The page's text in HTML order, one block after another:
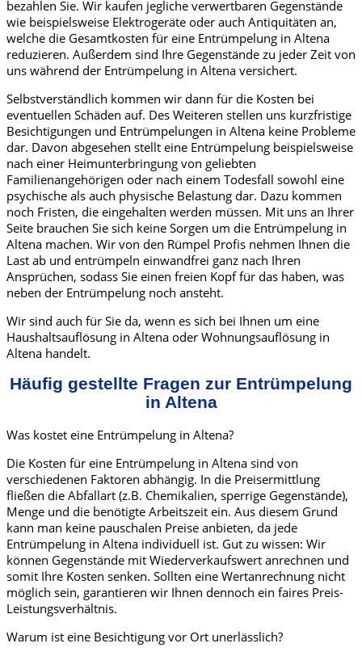
bezahlen Sie. Wir kaufen jegliche verwertbaren Gegenstände
wie beispielsweise Elektrogeräte oder auch Antiquitäten an,
welche die Gesamtkosten für eine Entrümpelung in Altena
reduzieren. Außerdem sind Ihre Gegenstände zu jeder Zeit von
uns während der Entrümpelung in Altena versichert.
Selbstverständlich kommen wir dann für die Kosten bei
eventuellen Schäden auf. Des Weiteren stellen uns kurzfristige
Besichtigungen und Entrümpelungen in Altena keine Probleme
dar. Davon abgesehen stellt eine Entrümpelung beispielsweise
nach einer Heimunterbringung von geliebten
Familienangehörigen oder nach einem Todesfall sowohl eine
psychische als auch physische Belastung dar. Dazu kommen
noch Fristen, die eingehalten werden müssen. Mit uns an Ihrer
Seite brauchen Sie sich keine Sorgen um die Entrümpelung in
Altena machen. Wir von den Rümpel Profis nehmen Ihnen die
Last ab und entrümpeln einwandfrei ganz nach Ihren
Ansprüchen, sodass Sie einen freien Kopf für das haben, was
neben der Entrümpelung noch ansteht.
Wir sind auch für Sie da, wenn es sich bei Ihnen um eine
Haushaltsauflösung in Altena oder Wohnungsauflösung in
Altena handelt.
Häufig gestellte Fragen zur Entrümpelung
in Altena
Was kostet eine Entrümpelung in Altena?
Die Kosten für eine Entrümpelung in Altena sind von
verschiedenen Faktoren abhängig. In die Preisermittlung
fließen die Abfallart (z.B. Chemikalien, sperrige Gegenstände),
Menge und die benötigte Arbeitszeit ein. Aus diesem Grund
kann man keine pauschalen Preise anbieten, da jede
Entrümpelung in Altena individuell ist. Gut zu wissen: Wir
können Gegenstände mit Wiederverkaufswert anrechnen und
somit Ihre Kosten senken. Sollten eine Wertanrechnung nicht
möglich sein, garantieren wir Ihnen dennoch ein faires Preis-
Leistungsverhältnis.
Warum ist eine Besichtigung vor Ort unerlässlich?